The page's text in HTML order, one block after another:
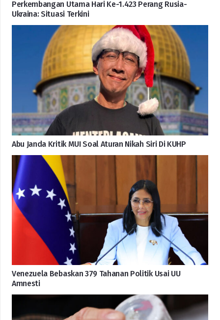
Perkembangan Utama Hari Ke-1.423 Perang Rusia-
Ukraina: Situasi Terkini
Abu Janda Kritik MUI Soal Aturan Nikah Siri Di KUHP
Venezuela Bebaskan 379 Tahanan Politik Usai UU
Amnesti